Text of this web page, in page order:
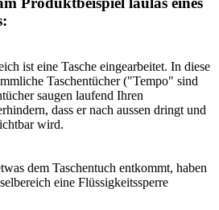
ist eine Tasche eingearbeitet. In diese
Taschentücher ("Tempo" sind
saugen laufend Ihren
dass er nach aussen dringt und
wird.
dem Taschentuch entkommt, haben
eine Flüssigkeitssperre